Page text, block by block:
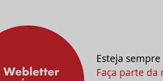
Esteja
Faça parte